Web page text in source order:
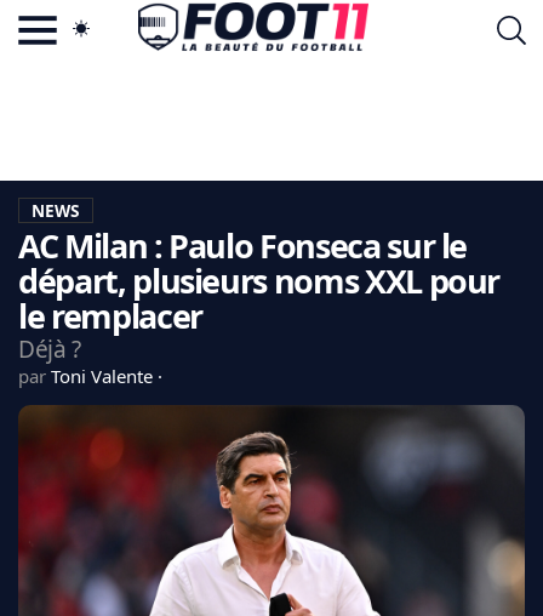
LA CHARTE
VIE PRIVÉE
CGU
CONTACTEZ-NOUS
CDM 2026
PSG
LIGUE 1
REAL MADRID
FC BARCELONE
MANCHESTER UNITED
NEWS
AC Milan : Paulo Fonseca sur le
départ, plusieurs noms XXL pour
le remplacer
Déjà ?
par Toni Valente